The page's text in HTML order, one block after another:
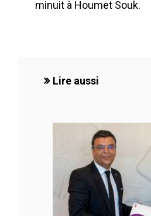
minuit à Houmet Souk.
Lire aussi